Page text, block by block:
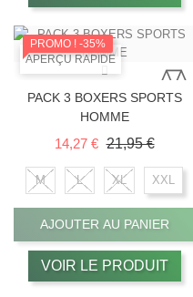
APERÇU RAPIDE
PROMO ! -35%
PACK 3 BOXERS SPORTS
HOMME
14,27 € Prix de base
21,95 €Prix
M L XL XXL
AJOUTER AU PANIER
VOIR LE PRODUIT